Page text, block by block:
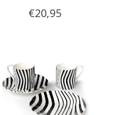
€20,95